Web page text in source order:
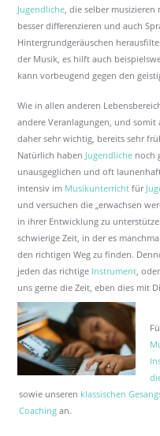
Jugendliche, die selber musizieren
besser differenzieren und auch
Hintergrundgeräuschen
der Musik, es hilft auch
kann vorbeugend gegen den
Wie in allen anderen
andere Veranlagungen, und somit
daher sehr wichtig, bereits sehr
Natürlich haben Jugendliche noch
unausgeglichen und oft
intensiv im Musikunterricht für
und versuchen die „erwachsen
in ihrer Entwicklung zu
schwierige Zeit, in der es
den richtigen Weg zu finden.
jeden das richtige Instrument ,
uns gerne die Zeit, eben dies mit
sowie unseren klassischen
Coachingan.